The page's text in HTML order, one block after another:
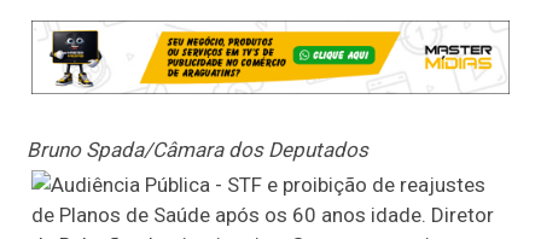
Bruno Spada/Câmara dos Deputados